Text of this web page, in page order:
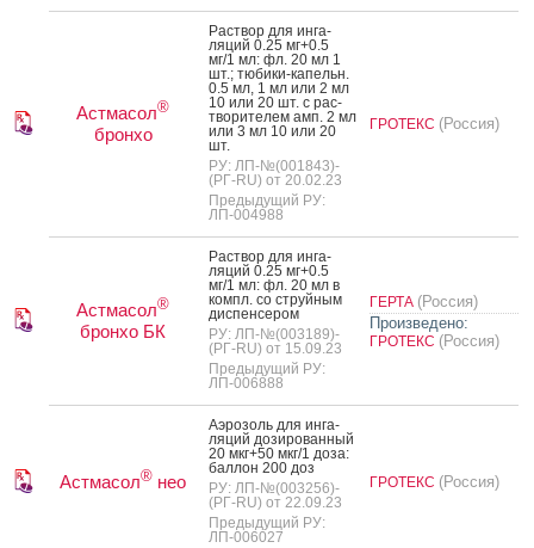
Астмасол®
бронхо
Рас­твор для ин­га­
ляций 0.25 мг+0.5
мг/1 мл: фл. 20 мл 1
шт.; тю­бики-ка­пельн.
0.5 мл, 1 мл или 2 мл
10 или 20 шт. с рас­
тво­рите­лем амп. 2 мл
или 3 мл 10 или 20
шт.
РУ: ЛП-№(001843)-
(РГ-RU) от 20.02.23
Предыдущий РУ:
ЛП-004988
ГРОТЕКС (Россия)
Астмасол®
бронхо БК
Рас­твор для ин­га­
ляций 0.25 мг+0.5
мг/1 мл: фл. 20 мл в
компл. со струй­ным
дис­пенсе­ром
РУ: ЛП-№(003189)-
(РГ-RU) от 15.09.23
Предыдущий РУ:
ЛП-006888
ГЕРТА (Россия)
Произведено:
ГРОТЕКС (Россия)
Астмасол® нео
А­эро­золь для ин­га­
ляций до­зиро­ван­ный
20 мкг+50 мкг/1 до­за:
бал­лон 200 доз
РУ: ЛП-№(003256)-
(РГ-RU) от 22.09.23
Предыдущий РУ:
ЛП-006027
ГРОТЕКС (Россия)